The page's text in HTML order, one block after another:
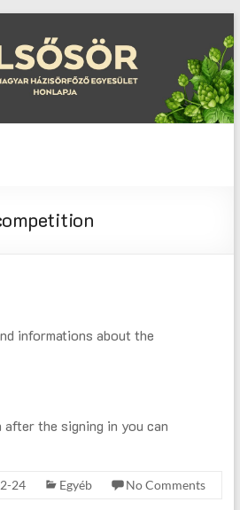
informations about the
after the signing in you can
24 Egyéb No Comments